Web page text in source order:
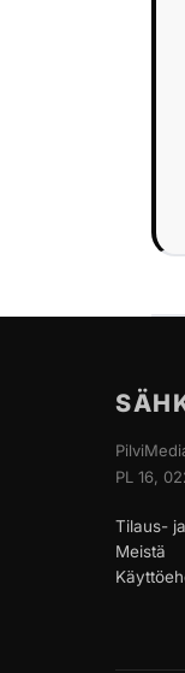
PL 16,
Tilaus-
Meistä